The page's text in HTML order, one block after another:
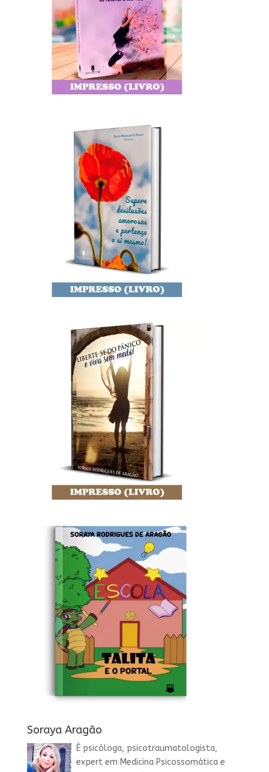
Soraya Aragão
É psicóloga, psicotraumatologista,
expert em Medicina Psicossomática e